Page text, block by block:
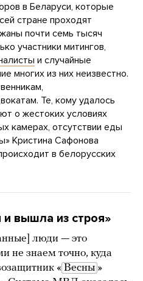
в Беларуси, которые
стране проходят
почти семь тысяч
участники митингов,
и случайные
многих из них неизвестно.
Те, кому удалось
о жестоких условиях
камерах, отсутствии еды
Кристина Сафонова
в белорусских
вышла из строя»
люди — это
не знаем точно, куда
« Весны »